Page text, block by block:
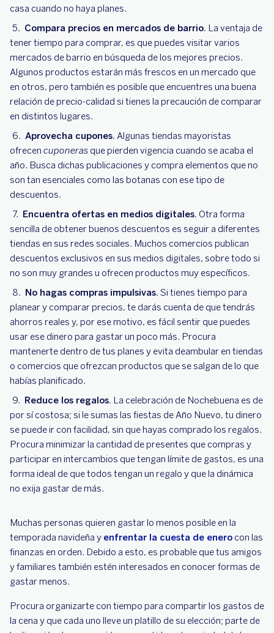
casa cuando no haya planes.
Compara precios en mercados de barrio. La ventaja de
tener tiempo para comprar, es que puedes visitar varios
mercados de barrio en búsqueda de los mejores precios.
Algunos productos estarán más frescos en un mercado que
en otros, pero también es posible que encuentres una buena
relación de precio-calidad si tienes la precaución de comparar
en distintos lugares.
Aprovecha cupones. Algunas tiendas mayoristas
ofrecen cuponeras que pierden vigencia cuando se acaba el
año. Busca dichas publicaciones y compra elementos que no
son tan esenciales como las botanas con ese tipo de
descuentos.
Encuentra ofertas en medios digitales. Otra forma
sencilla de obtener buenos descuentos es seguir a diferentes
tiendas en sus redes sociales. Muchos comercios publican
descuentos exclusivos en sus medios digitales, sobre todo si
no son muy grandes u ofrecen productos muy específicos.
No hagas compras impulsivas. Si tienes tiempo para
planear y comparar precios, te darás cuenta de que tendrás
ahorros reales y, por ese motivo, es fácil sentir que puedes
usar ese dinero para gastar un poco más. Procura
mantenerte dentro de tus planes y evita deambular en tiendas
o comercios que ofrezcan productos que se salgan de lo que
habías planificado.
Reduce los regalos. La celebración de Nochebuena es de
por sí costosa; si le sumas las fiestas de Año Nuevo, tu dinero
se puede ir con facilidad, sin que hayas comprado los regalos.
Procura minimizar la cantidad de presentes que compras y
participar en intercambios que tengan límite de gastos, es una
forma ideal de que todos tengan un regalo y que la dinámica
no exija gastar de más.
Muchas personas quieren gastar lo menos posible en la
temporada navideña y enfrentar la cuesta de enero con las
finanzas en orden. Debido a esto, es probable que tus amigos
y familiares también estén interesados ​​en conocer formas de
gastar menos.
Procura organizarte con tiempo para compartir los gastos de
la cena y que cada uno lleve un platillo de su elección; parte de